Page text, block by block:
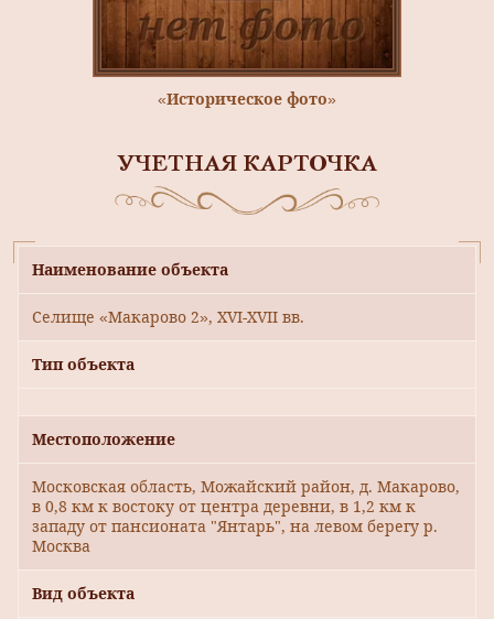
«Историческое фото»
УЧЕТНАЯ КАРТОЧКА
Наименование объекта
Селище «Макарово 2», XVI-XVII вв.
Тип объекта
Местоположение
Московская область, Можайский район, д. Макарово,
в 0,8 км к востоку от центра деревни, в 1,2 км к
западу от пансионата "Янтарь", на левом берегу р.
Москва
Вид объекта